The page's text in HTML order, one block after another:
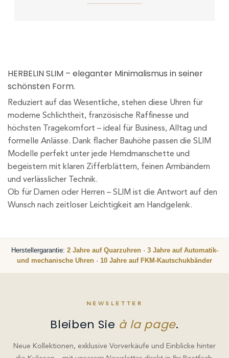
HERBELIN SLIM – eleganter Minimalismus in seiner
schönsten Form.
Reduziert auf das Wesentliche, stehen diese Uhren für
moderne Schlichtheit, französische Raffinesse und
höchsten Tragekomfort – ideal für Business, Alltag und
formelle Anlässe. Dank flacher Bauhöhe passen die SLIM
Modelle perfekt unter jede Hemdmanschette und
begeistern mit klaren Zifferblättern, feinen Armbändern
und verlässlicher Technik.
Ob für Damen oder Herren – SLIM ist die Antwort auf den
Wunsch nach zeitloser Leichtigkeit am Handgelenk.
Herstellergarantie: 2 Jahre auf Quarzuhren· 3 Jahre auf Automatik-
und mechanische Uhren · 10 Jahre auf FKM-Kautschukbänder
NEWSLETTER
Bleiben Sie à la page.
Neue Kollektionen, exklusive Vorverkäufe und Einblicke hinter